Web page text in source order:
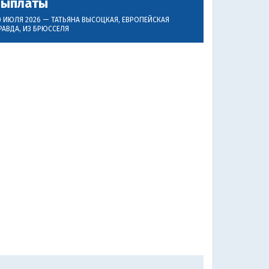
ИЮЛЯ 2026 — ТАТЬЯНА ВЫСОЦКАЯ, ЕВРОПЕЙСКАЯ
ИЗ БРЮССЕЛЯ